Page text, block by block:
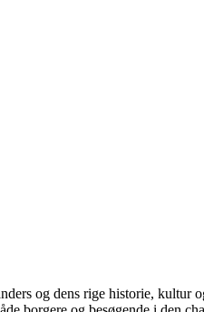
og dens rige historie, kultur